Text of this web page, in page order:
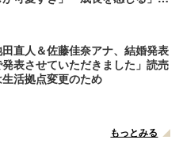
直人＆佐藤佳奈アナ、結婚発表
発表させていただきました」読売
活拠点変更のため
もっとみる